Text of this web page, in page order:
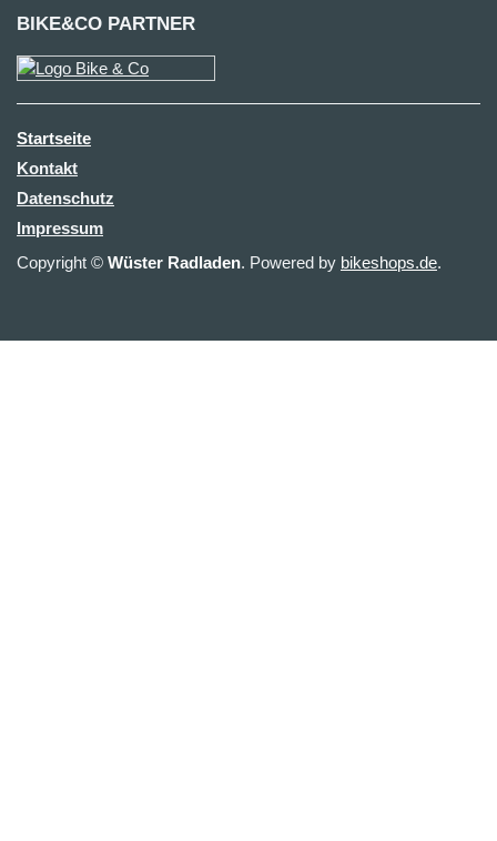
BIKE&CO PARTNER
Startseite
Kontakt
Datenschutz
Impressum
Copyright © Wüster Radladen. Powered by bikeshops.de.